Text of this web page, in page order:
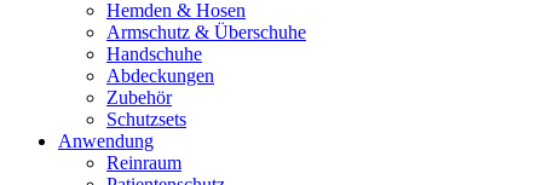
Hemden & Hosen
Armschutz & Überschuhe
Handschuhe
Abdeckungen
Zubehör
Schutzsets
Anwendung
Reinraum